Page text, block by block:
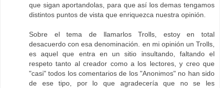
que sigan aportandolas, para que así los demas tengamos
distintos puntos de vista que enriquezca nuestra opinión.
Sobre el tema de llamarlos Trolls, estoy en total
desacuerdo con esa denominación. en mi opinión un Trolls,
es aquel que entra en un sitio insultando, faltando el
respeto tanto al creador como a los lectores, y creo que
"casi" todos los comentarios de los "Anonimos" no han sido
de ese tipo, por lo que agradecería que no se les